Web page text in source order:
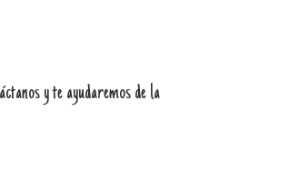
y te ayudaremos de la